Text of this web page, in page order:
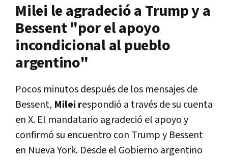
Milei le agradeció a Trump y a
Bessent "por el apoyo
incondicional al pueblo
argentino"
Pocos minutos después de los mensajes de
Bessent, Milei respondió a través de su cuenta
en X. El mandatario agradeció el apoyo y
confirmó su encuentro con Trump y Bessent
en Nueva York. Desde el Gobierno argentino